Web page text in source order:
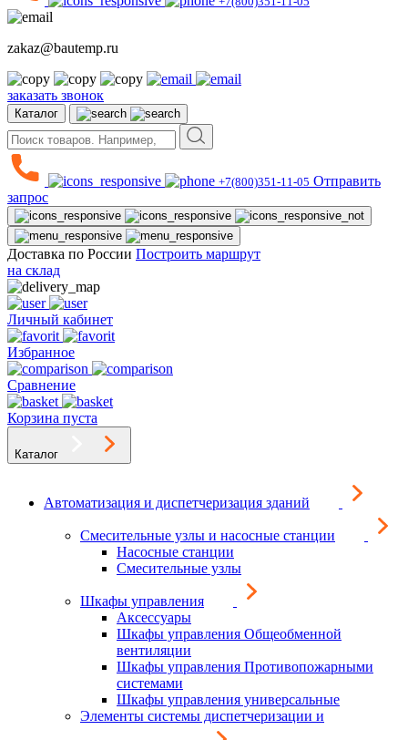
zakaz@bautemp.ru
заказать звонок
Каталог
+7(800)351-11-05 Отправить
запрос
Доставка по России Построить маршрут
на склад
Личный кабинет
Избранное
Сравнение
Корзина пуста
Каталог
Автоматизация и диспетчеризация зданий
Смесительные узлы и насосные станции
Насосные станции
Смесительные узлы
Шкафы управления
Аксессуары
Шкафы управления Общеобменной
вентиляции
Шкафы управления Противопожарными
системами
Шкафы управления универсальные
Элементы системы диспетчеризации и